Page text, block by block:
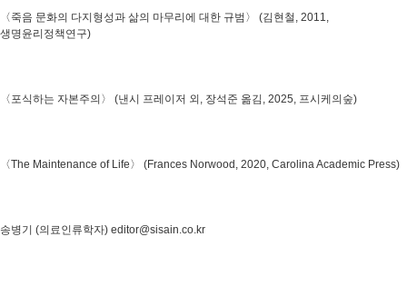
〈죽음 문화의 다지형성과 삶의 마무리에 대한 규범〉 (김현철, 2011,
생명윤리정책연구)
〈포식하는 자본주의〉 (낸시 프레이저 외, 장석준 옮김, 2025, 프시케의숲)
〈The Maintenance of Life〉 (Frances Norwood, 2020, Carolina Academic Press)
송병기 (의료인류학자) editor@sisain.co.kr